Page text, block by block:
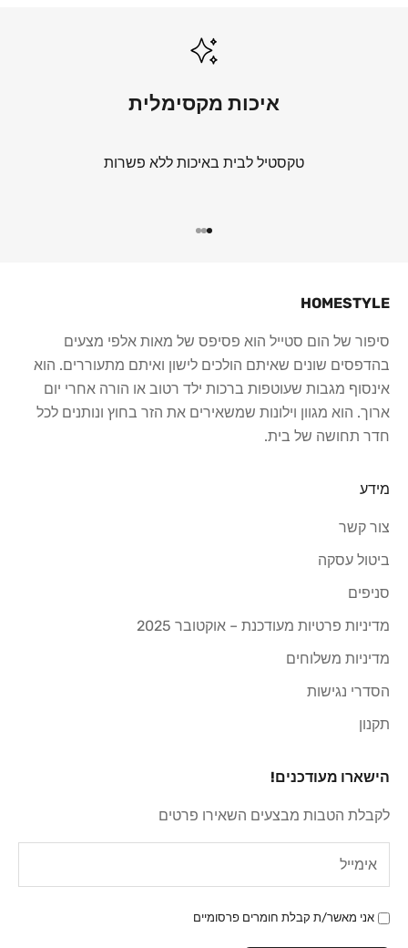
איכות מקסימלית
טקסטיל לבית באיכות ללא פשרות
עבור לפריט 1
עבור לפריט 2
עבור לפריט 3
HOMESTYLE
סיפור של הום סטייל הוא פסיפס של מאות אלפי מצעים
בהדפסים שונים שאיתם הולכים לישון ואיתם מתעוררים. הוא
אינסוף מגבות שעוטפות ברכות ילד רטוב או הורה אחרי יום
ארוך. הוא מגוון וילונות שמשאירים את הזר בחוץ ונותנים לכל
חדר תחושה של בית.
מידע
צור קשר
ביטול עסקה
סניפים
מדיניות פרטיות מעודכנת – אוקטובר 2025
מדיניות משלוחים
הסדרי נגישות
תקנון
הישארו מעודכנים!
לקבלת הטבות מבצעים השאירו פרטים
אני מאשר/ת קבלת חומרים פרסומיים